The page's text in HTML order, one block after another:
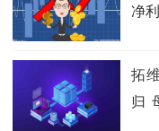
净
拓
归